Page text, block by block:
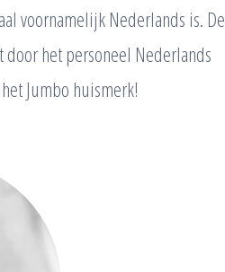
voornamelijk Nederlands is. De
het personeel Nederlands
Jumbo huismerk!